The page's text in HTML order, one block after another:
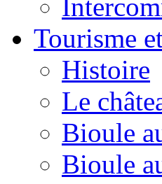
Tourisme
Histoire
Le
Bioule
Bioule